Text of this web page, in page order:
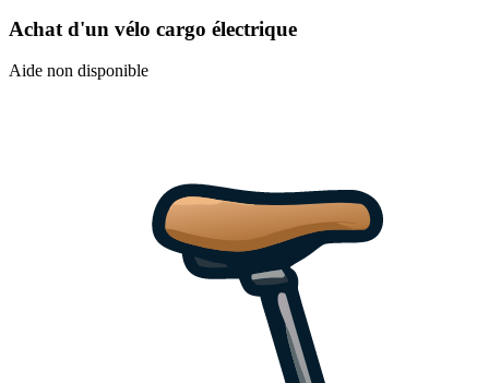
Achat d'un vélo cargo électrique
Aide non disponible